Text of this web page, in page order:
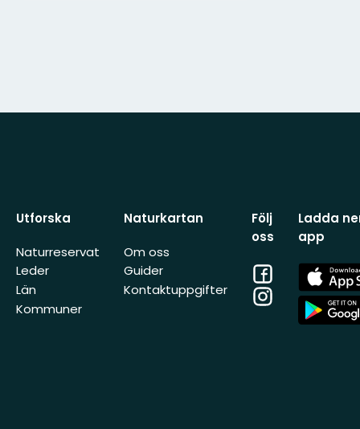
Utforska
Naturreservat
Leder
Län
Kommuner
Naturkartan
Om oss
Guider
Kontaktuppgifter
Följ
oss
Facebook
Instagram
Ladda
app
App
Store
App
Store